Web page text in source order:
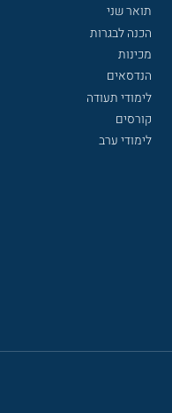
תואר שני
הכנה לבגרות
מכינות
הנדסאים
לימודי תעודה
קורסים
לימודי ערב